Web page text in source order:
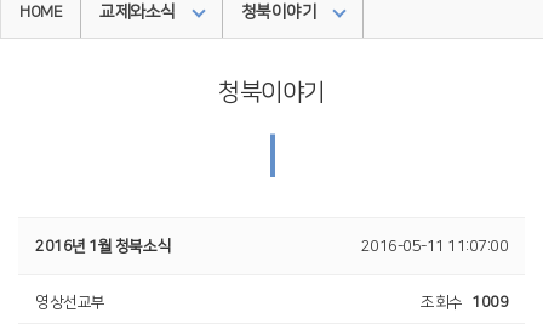
HOME 교제와소식 청북이야기
청북이야기
2016년 1월 청북소식 2016-05-11 11:07:00
영상선교부 조회수 1009